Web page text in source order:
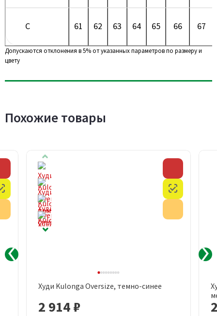
C 61 62 63 64 65 66 67
Допускаются отклонения в 5% от указанных параметров по размеру и
цвету
Похожие товары
Честный знак
Худи Kulonga Oversize, темно-синее
2 914 ₽